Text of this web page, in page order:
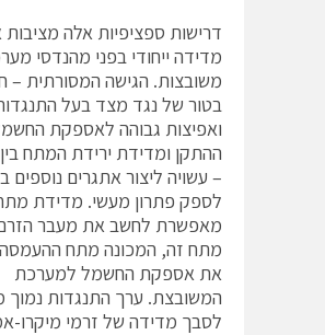
דרישות ספציפיות אלה
מדידה ייחודי בפני מהנדסי
משובצות. הגישה המסורתית –
בטור של נגד מצד בעל
ואפיצות גבוהה לאספקת
ההתקן ומדידת ירידת המתח בין
– עשויה ליצור אתגרים נוספים
לספק פתרון מעשי. מדידת
מאפשרת לחשב את מעבר
מתח זה, המכונה מתח
את אספקת החשמל למערכת
המשובצת. ערך התנגדות נמוך
לסבך מדידה של זרמי מיקרו-